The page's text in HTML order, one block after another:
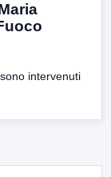
intervenuti